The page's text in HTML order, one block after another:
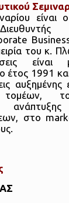
είναι ο
του κ.
είναι
έτος 1991
τομέων,
στο